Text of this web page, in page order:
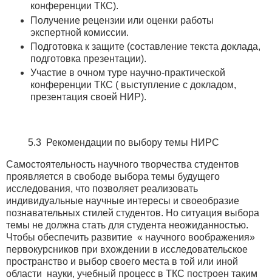
конференции ТКС).
Получение рецензии или оценки работы
экспертной комиссии.
Подготовка к защите (составление текста доклада,
подготовка презентации).
Участие в очном туре научно-практической
конференции ТКС ( выступление с докладом,
презентация своей НИР).
5.3 Рекомендации по выбору темы НИРС
Самостоятельность научного творчества студентов
проявляется в свободе выбора темы будущего
исследования, что позволяет реализовать
индивидуальные научные интересы и своеобразие
познавательных стилей студентов. Но ситуация выбора
темы не должна стать для студента неожиданностью.
Чтобы обеспечить развитие « научного воображения»
первокурсников при вхождении в исследовательское
пространство и выбор своего места в той или иной
области науки, учебный процесс в ТКС построен таким